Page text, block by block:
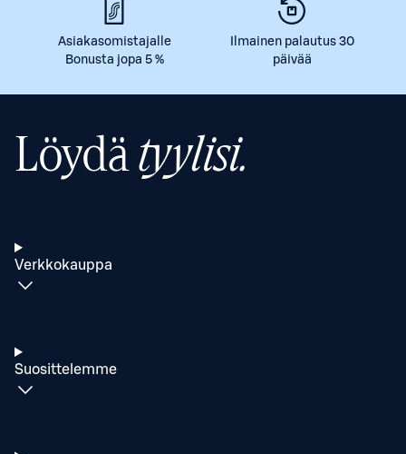
Asiakasomistajalle
Bonusta jopa 5 %
Ilmainen palautus 30
päivää
Löydätyylisi.
Verkkokauppa
Suosittelemme